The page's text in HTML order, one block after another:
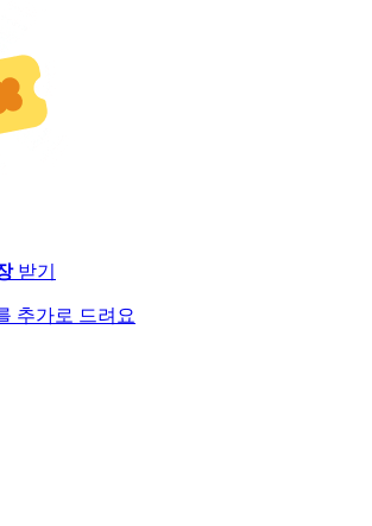
받기
추가로 드려요